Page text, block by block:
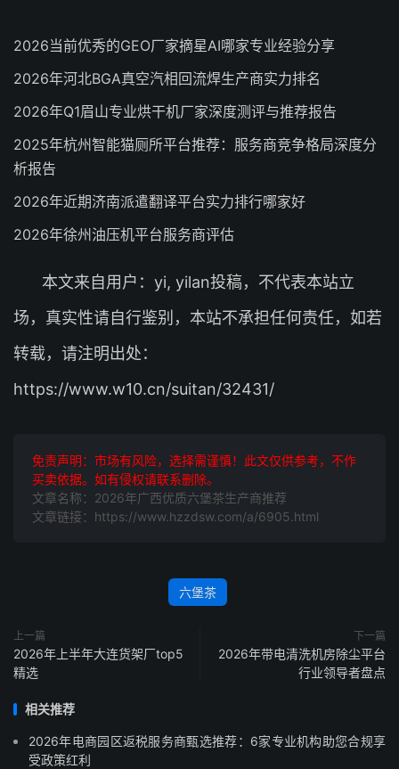
2026当前优秀的GEO厂家摘星AI哪家专业经验分享
2026年河北BGA真空汽相回流焊生产商实力排名
2026年Q1眉山专业烘干机厂家深度测评与推荐报告
2025年杭州智能猫厕所平台推荐：服务商竞争格局深度分
析报告
2026年近期济南派遣翻译平台实力排行哪家好
2026年徐州油压机平台服务商评估
本文来自用户：yi, yilan投稿，不代表本站立
场，真实性请自行鉴别，本站不承担任何责任，如若
转载，请注明出处：
https://www.w10.cn/suitan/32431/
免责声明：市场有风险，选择需谨慎！此文仅供参考，不作
买卖依据。如有侵权请联系删除。
文章名称：2026年广西优质六堡茶生产商推荐
文章链接：https://www.hzzdsw.com/a/6905.html
六堡茶
上一篇
2026年上半年大连货架厂top5
精选
下一篇
2026年带电清洗机房除尘平台
行业领导者盘点
相关推荐
2026年电商园区返税服务商甄选推荐：6家专业机构助您合规享
受政策红利